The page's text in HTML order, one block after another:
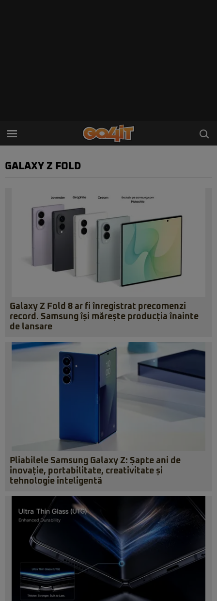
GALAXY Z FOLD
Galaxy Z Fold 8 ar fi înregistrat precomenzi
record. Samsung își mărește producția înainte
de lansare
Pliabilele Samsung Galaxy Z: Șapte ani de
inovație, portabilitate, creativitate și
tehnologie inteligentă